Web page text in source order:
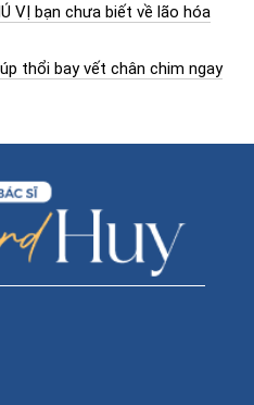
VỊ bạn chưa biết về lão hóa
thổi bay vết chân chim ngay